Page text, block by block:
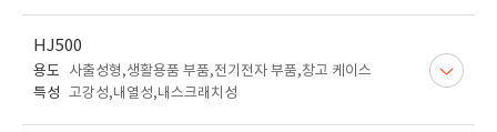
HJ500
용도
사출성형,생활용품 부품,전기전자 부품,창고 케이스
특성 고강성,내열성,내스크래치성